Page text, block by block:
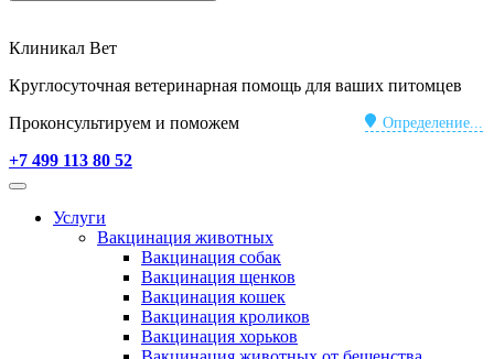
Клиникал Вет
Круглосуточная ветеринарная помощь для ваших питомцев
Определение...
Проконсультируем и поможем
+7 499 113 80 52
Услуги
Вакцинация животных
Вакцинация собак
Вакцинация щенков
Вакцинация кошек
Вакцинация кроликов
Вакцинация хорьков